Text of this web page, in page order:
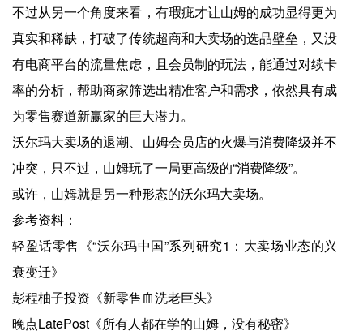
不过从另一个角度来看，有瑕疵才让山姆的成功显得更为
真实和稀缺，打破了传统超商和大卖场的选品壁垒，又没
有电商平台的流量焦虑，且会员制的玩法，能通过对续卡
率的分析，帮助商家筛选出精准客户和需求，依然具有成
为零售赛道新赢家的巨大潜力。
沃尔玛大卖场的退潮、山姆会员店的火爆与消费降级并不
冲突，只不过，山姆玩了一局更高级的“消费降级”。
或许，山姆就是另一种形态的沃尔玛大卖场。
参考资料：
轻盈话零售《“沃尔玛中国”系列研究1：大卖场业态的兴
衰变迁》
彭程柚子投资《新零售血洗老巨头》
晚点LatePost《所有人都在学的山姆，没有秘密》